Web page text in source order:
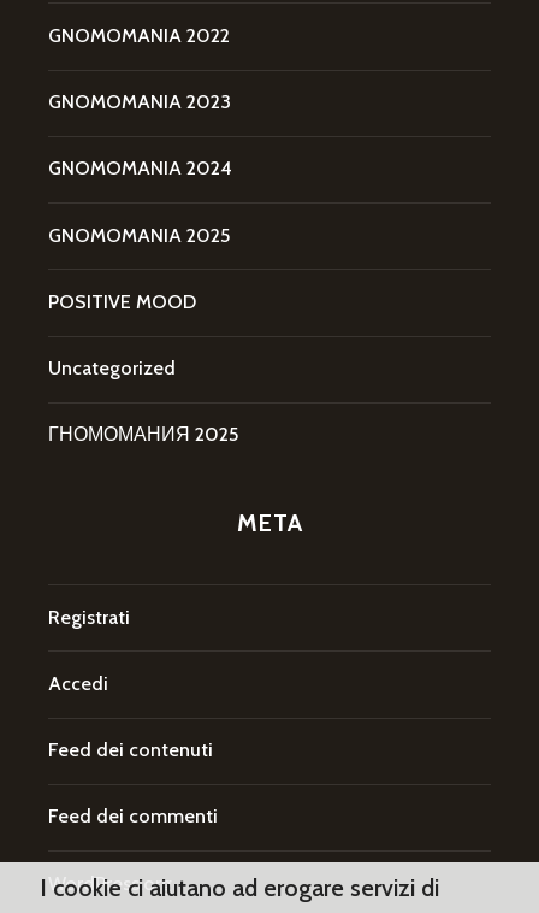
GNOMOMANIA 2022
GNOMOMANIA 2023
GNOMOMANIA 2024
GNOMOMANIA 2025
POSITIVE MOOD
Uncategorized
ГНОМОМАНИЯ 2025
META
Registrati
Accedi
Feed dei contenuti
Feed dei commenti
WordPress.org
I cookie ci aiutano ad erogare servizi di